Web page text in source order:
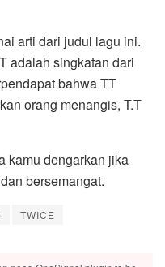
arti dari judul lagu ini.
adalah singkatan dari
bahwa TT
orang menangis, T.T
kamu dengarkan jika
bersemangat.
TWICE